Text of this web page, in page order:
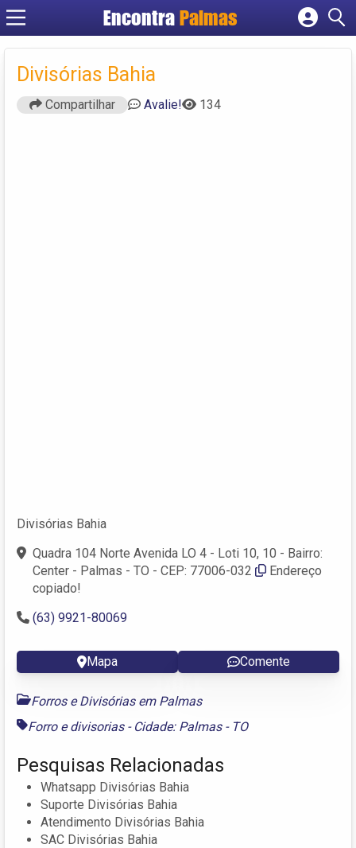
Encontra Palmas
Cadastrar empresa
Divisórias Bahia
Compartilhar Avalie! 134
Divisórias Bahia
Quadra 104 Norte Avenida LO 4 - Loti 10, 10 - Bairro:
Center - Palmas - TO - CEP: 77006-032
Endereço
copiado!
(63) 9921-80069
Mapa Comente
Forros e Divisórias em Palmas
Forro e divisorias - Cidade: Palmas - TO
Pesquisas Relacionadas
Whatsapp Divisórias Bahia
Suporte Divisórias Bahia
Atendimento Divisórias Bahia
SAC Divisórias Bahia